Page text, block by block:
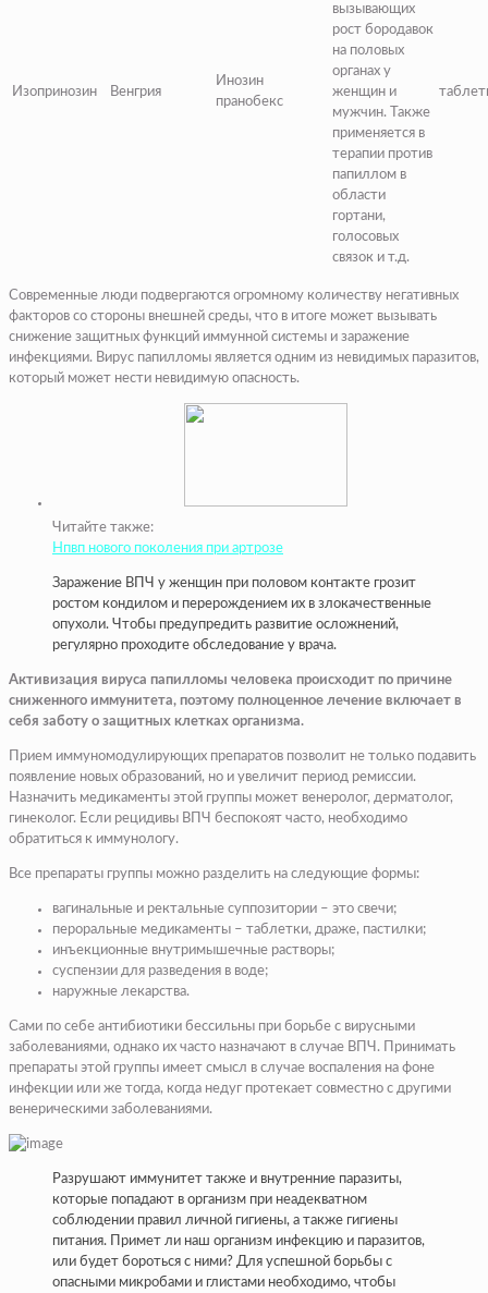
Изопринозин Венгрия
Инозин
пранобекс
вызывающих
рост бородавок
на половых
органах у
женщин и
мужчин. Также
применяется в
терапии против
папиллом в
области
гортани,
голосовых
связок и т.д.
Современные люди подвергаются огромному количеству негативных
факторов со стороны внешней среды, что в итоге может вызывать
снижение защитных функций иммунной системы и заражение
инфекциями. Вирус папилломы является одним из невидимых паразитов,
который может нести невидимую опасность.
Читайте также:
Нпвп нового поколения при артрозе
Заражение ВПЧ у женщин при половом контакте грозит
ростом кондилом и перерождением их в злокачественные
опухоли. Чтобы предупредить развитие осложнений,
регулярно проходите обследование у врача.
Активизация вируса папилломы человека происходит по причине
сниженного иммунитета, поэтому полноценное лечение включает в
себя заботу о защитных клетках организма.
Прием иммуномодулирующих препаратов позволит не только подавить
появление новых образований, но и увеличит период ремиссии.
Назначить медикаменты этой группы может венеролог, дерматолог,
гинеколог. Если рецидивы ВПЧ беспокоят часто, необходимо
обратиться к иммунологу.
Все препараты группы можно разделить на следующие формы:
вагинальные и ректальные суппозитории – это свечи;
пероральные медикаменты – таблетки, драже, пастилки;
инъекционные внутримышечные растворы;
суспензии для разведения в воде;
наружные лекарства.
Сами по себе антибиотики бессильны при борьбе с вирусными
заболеваниями, однако их часто назначают в случае ВПЧ. Принимать
препараты этой группы имеет смысл в случае воспаления на фоне
инфекции или же тогда, когда недуг протекает совместно с другими
венерическими заболеваниями.
Разрушают иммунитет также и внутренние паразиты,
которые попадают в организм при неадекватном
соблюдении правил личной гигиены, а также гигиены
питания. Примет ли наш организм инфекцию и паразитов,
или будет бороться с ними? Для успешной борьбы с
опасными микробами и глистами необходимо, чтобы